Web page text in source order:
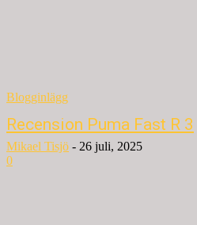
Blogginlägg
Recension Puma Fast R 3
Mikael Tisjö - 26 juli, 2025
0